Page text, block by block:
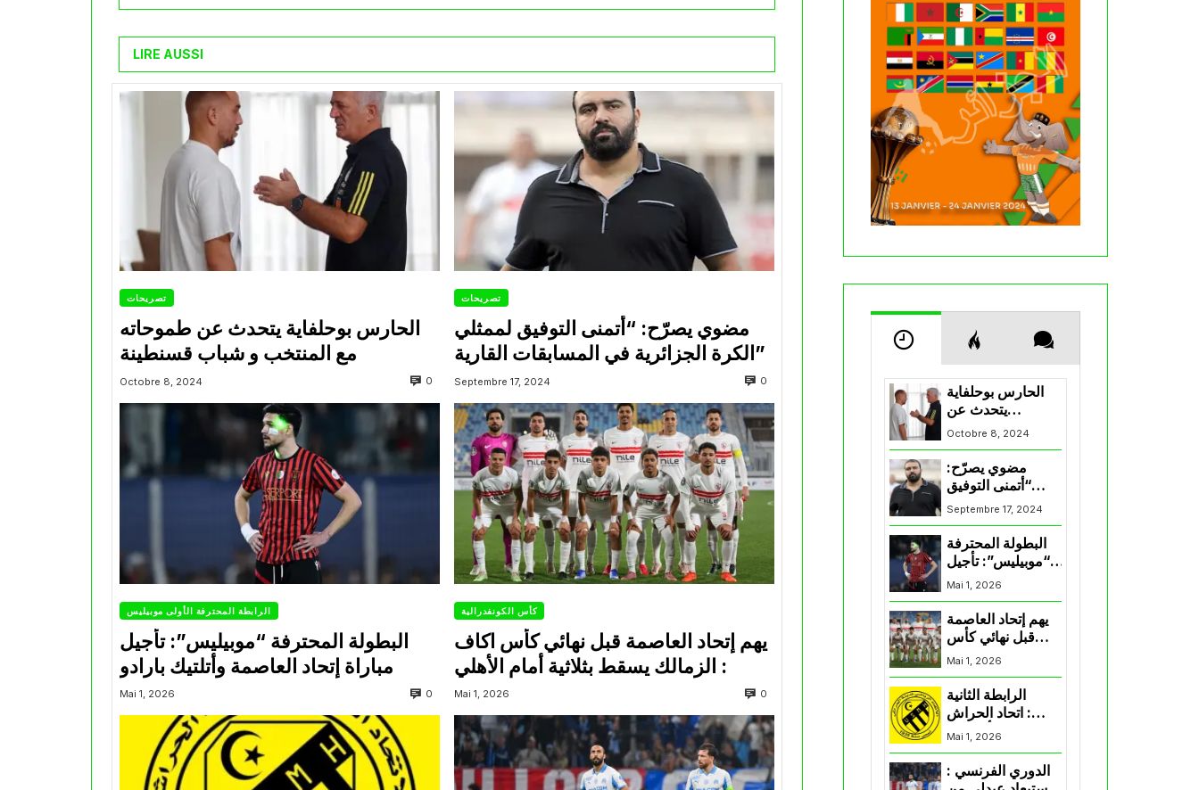
LIRE AUSSI
تصريحات
الحارس بوحلفاية يتحدث عن طموحاته
مع المنتخب و شباب قسنطينة
Octobre 8, 2024 0
تصريحات
مضوي يصرّح: “أتمنى التوفيق لممثلي
الكرة الجزائرية في المسابقات القارية”
Septembre 17, 2024 0
الرابطة المحترفة الأولى موبيليس
البطولة المحترفة “موبيليس”: تأجيل
مباراة إتحاد العاصمة وأتلتيك بارادو
Mai 1, 2026 0
كأس الكونفدرالية
يهم إتحاد العاصمة قبل نهائي كأس اكاف
Mai 1, 2026 0
الحارس بوحلفاية
يتحدث عن
طموحاته مع
المنتخب و شباب
قسنطينة
Octobre 8, 2024
مضوي يصرّح:
“أتمنى التوفيق
لممثلي الكرة
الجزائرية في
Septembre 17, 2024
البطولة المحترفة
“موبيليس”: تأجيل
مباراة إتحاد
العاصمة وأتلتيك
بارادو
Mai 1, 2026
يهم إتحاد العاصمة
قبل نهائي كأس
اكاف : الزمالك
يسقط بثلاثية أمام
Mai 1, 2026
الرابطة الثانية
: اتحاد الحراش
يحسم التأهل إلى
“البلاي أوف”
Mai 1, 2026
الدوري الفرنسي :